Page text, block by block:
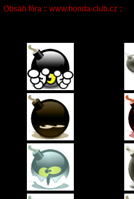
Obsah fóra :: www.honda-club.cz ::